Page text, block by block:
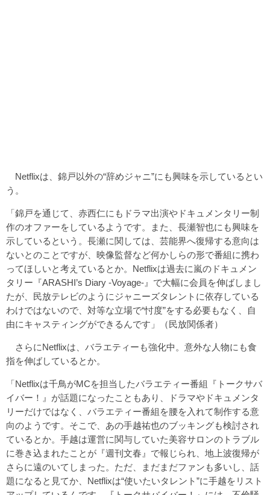
Netflixは、錦戸以外の“辞めジャニ”にも興味を示しているとい
う。
「錦戸を通じて、赤西仁にもドラマ出演やドキュメンタリー制
作のオファーをしているようです。また、長瀬智也にも興味を
示しているという。長瀬に関しては、芸能界へ復帰する意向は
ないとのことですが、映像監督など何かしらの形で番組に携わ
ってほしいと考えているとか。Netflixは過去に嵐のドキュメン
タリー『ARASHI’s Diary -Voyage-』で大幅に会員を伸ばしまし
たが、民放テレビのようにジャニーズタレントに依存している
わけではないので、対等な立場で“忖度”をする必要もなく、自
由にキャスティングができるんです」（民放関係者）
さらにNetflixは、バラエティーも強化中。意外な人物にも食
指を伸ばしているとか。
「Netflixは千鳥がMCを担当したバラエティー番組『トークサバ
イバー！』が話題になったこともあり、ドラマやドキュメンタ
リーだけではなく、バラエティー番組を腰を入れて制作する意
向のようです。そこで、あの手越祐也のブッキングも検討され
ているとか。手越は運営に関与していた美容サロンのトラブル
に巻き込まれたことが『週刊文春』で報じられ、地上波復帰が
さらに遠のいてしまった。ただ、まだまだファンも多いし、話
題になると見てか、Netflixは“使いたいタレント”に手越をリスト